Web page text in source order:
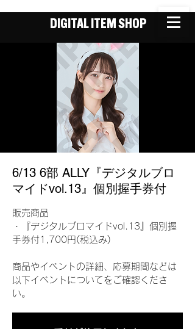
DIGITAL ITEM SHOP
6/13 6部 ALLY『デジタルブロ
マイドvol.13』個別握手券付
販売商品
・『デジタルブロマイドvol.13』個別握
手券付1,700円(税込み)
商品やイベントの詳細、応募期間などは
以下イベントについてをご確認くださ
い。